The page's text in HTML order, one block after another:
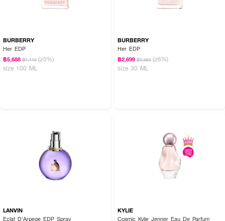
BURBERRY
Her EDP
฿5,688 ฿7,110 (20%)
size 100 ML
BURBERRY
Her EDP
฿2,699 ฿3,660 (26%)
size 30 ML
LANVIN
Eclat D'Arpege EDP Spray
KYLIE
Cosmic Kylie Jenner Eau De Parfum